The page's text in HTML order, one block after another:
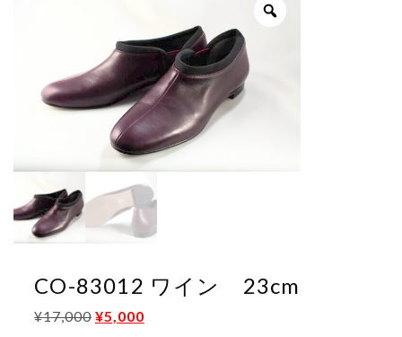
た。
す。
CO-83012 ワイン 23cm
¥17,000 元
¥5,000現